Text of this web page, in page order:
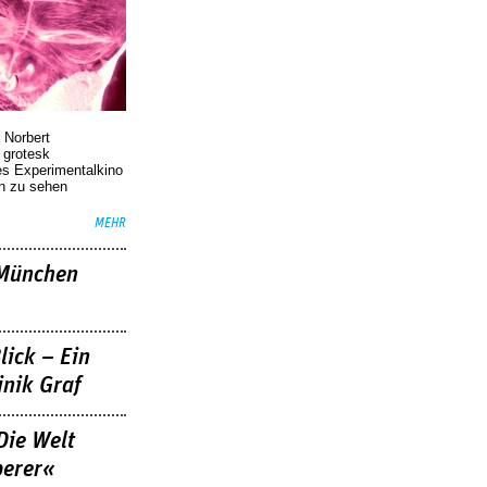
Experimentalkino
zu sehen
MEHR
– Ein
Graf
Welt